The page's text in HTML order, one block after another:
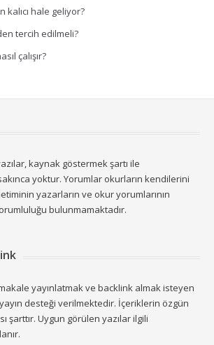
kalıcı hale geliyor?
tercih edilmeli?
çalışır?
kaynak göstermek şartı ile
yoktur. Yorumlar okurların kendilerini
yazarların ve okur yorumlarının
bulunmamaktadır.
yayınlatmak ve backlink almak isteyen
desteği verilmektedir. İçeriklerin özgün
şarttır. Uygun görülen yazılar ilgili